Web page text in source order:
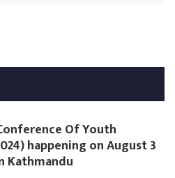
Of Youth
happening on August 3
Kathmandu